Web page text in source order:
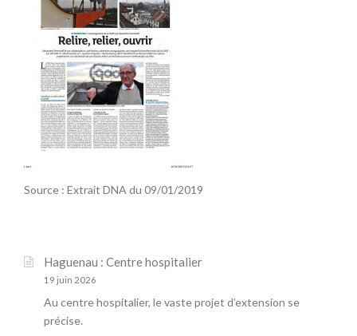
Source : Extrait DNA du 09/01/2019
Haguenau : Centre hospitalier
19 juin 2026
Au centre hospitalier, le vaste projet d’extension se
précise.